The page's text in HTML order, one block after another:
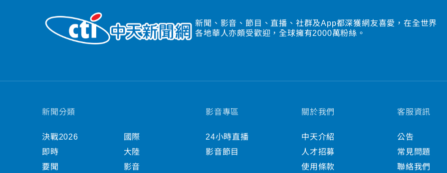
新聞、影音、節目、直播、社群及App都深獲網友喜愛，在全世界
各地華人亦頗受歡迎，全球擁有2000萬粉絲。
新聞分類
決戰2026
即時
要聞
國際
大陸
影音
影音專區
24小時直播
影音節目
關於我們
中天介紹
人才招募
使用條款
客服資訊
公告
常見問題
聯絡我們